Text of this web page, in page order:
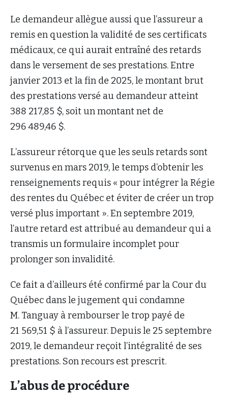
Le demandeur allègue aussi que l’assureur a
remis en question la validité de ses certificats
médicaux, ce qui aurait entraîné des retards
dans le versement de ses prestations. Entre
janvier 2013 et la fin de 2025, le montant brut
des prestations versé au demandeur atteint
388 217,85 $, soit un montant net de
296 489,46 $.
L’assureur rétorque que les seuls retards sont
survenus en mars 2019, le temps d’obtenir les
renseignements requis « pour intégrer la Régie
des rentes du Québec et éviter de créer un trop
versé plus important ». En septembre 2019,
l’autre retard est attribué au demandeur qui a
transmis un formulaire incomplet pour
prolonger son invalidité.
Ce fait a d’ailleurs été confirmé par la Cour du
Québec dans le jugement qui condamne
M. Tanguay à rembourser le trop payé de
21 569,51 $ à l’assureur. Depuis le 25 septembre
2019, le demandeur reçoit l’intégralité de ses
prestations. Son recours est prescrit.
L’abus de procédure